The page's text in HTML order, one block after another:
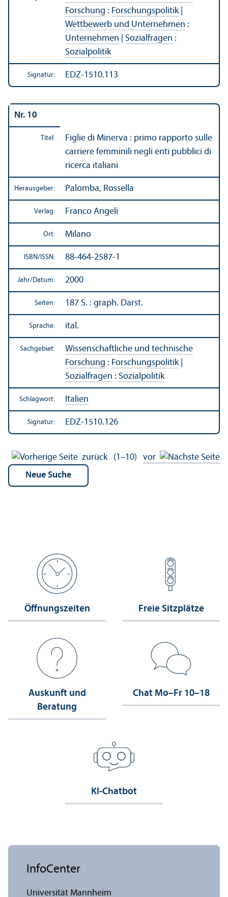
Forschung : Forschungs­politik|
Wettbewerb und Unter­nehmen :
Unter­nehmen
Sozialfragen :
Sozialpolitik
Signatur: EDZ-1510.113
Nr. 10
Titel:
Figlie di Minerva : primo rapporto sulle
carriere femminili negli enti pubblici di
ricerca italiani
Herausgeber: Palomba, Rossella
Verlag: Franco Angeli
Ort: Milano
ISBN/ ISSN: 88-464-2587-1
Jahr/Datum: 2000
Seiten: 187 S. : graph. Darst.
Sprache: ital.
Sachgebiet:
Wissenschaft­liche und technische
Forschung : Forschungs­politik|
Sozialfragen : Sozialpolitik
Schlagwort: Italien
Signatur: EDZ-1510.126
zurück (1–10) vor
Öffnungs­zeiten Freie Sitzplätze
Auskunft und
Beratung
Chat Mo–Fr 10–18
KI-Chatbot
InfoCenter
Universität Mannheim